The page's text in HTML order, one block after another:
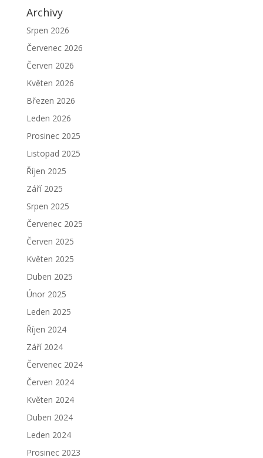
Archivy
Srpen 2026
Červenec 2026
Červen 2026
Květen 2026
Březen 2026
Leden 2026
Prosinec 2025
Listopad 2025
Říjen 2025
Září 2025
Srpen 2025
Červenec 2025
Červen 2025
Květen 2025
Duben 2025
Únor 2025
Leden 2025
Říjen 2024
Září 2024
Červenec 2024
Červen 2024
Květen 2024
Duben 2024
Leden 2024
Prosinec 2023